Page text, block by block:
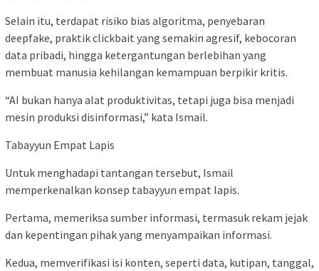
Selain itu, terdapat risiko bias algoritma, penyebaran
deepfake, praktik clickbait yang semakin agresif, kebocoran
data pribadi, hingga ketergantungan berlebihan yang
membuat manusia kehilangan kemampuan berpikir kritis.
“AI bukan hanya alat produktivitas, tetapi juga bisa menjadi
mesin produksi disinformasi,” kata Ismail.
Tabayyun Empat Lapis
Untuk menghadapi tantangan tersebut, Ismail
memperkenalkan konsep tabayyun empat lapis.
Pertama, memeriksa sumber informasi, termasuk rekam jejak
dan kepentingan pihak yang menyampaikan informasi.
Kedua, memverifikasi isi konten, seperti data, kutipan, tanggal,